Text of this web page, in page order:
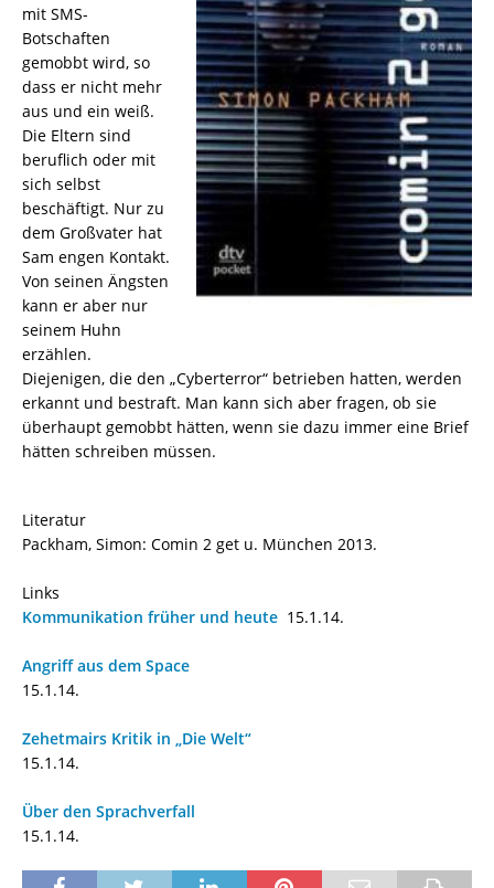
mit SMS-
Botschaften
gemobbt wird, so
dass er nicht mehr
aus und ein weiß.
Die Eltern sind
beruflich oder mit
sich selbst
beschäftigt. Nur zu
dem Großvater hat
Sam engen Kontakt.
Von seinen Ängsten
kann er aber nur
seinem Huhn
erzählen.
Diejenigen, die den „Cyberterror“ betrieben hatten, werden
erkannt und bestraft. Man kann sich aber fragen, ob sie
überhaupt gemobbt hätten, wenn sie dazu immer eine Brief
hätten schreiben müssen.
Literatur
Packham, Simon: Comin 2 get u. München 2013.
Links
Kommunikation früher und heute 15.1.14.
Angriff aus dem Space
15.1.14.
Zehetmairs Kritik in „Die Welt“
15.1.14.
Über den Sprachverfall
15.1.14.